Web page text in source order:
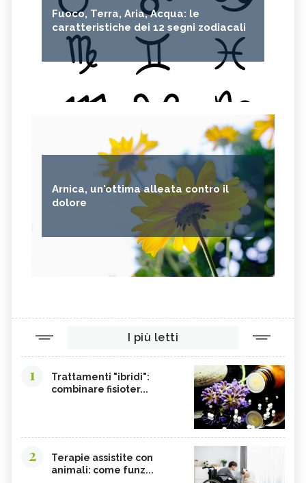
Fuoco, Terra, Aria, Acqua: le
caratteristiche dei 12 segni zodiacali
Arnica, un'ottima alleata contro il
dolore
I più letti
1
Trattamenti "ibridi":
combinare fisioter...
2
Terapie assistite con
animali: come funz...